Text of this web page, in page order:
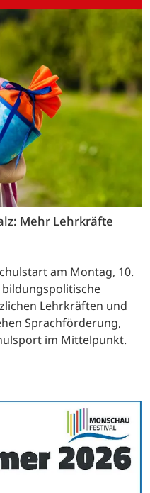
Mehr Lehrkräfte
am Montag, 10.
bildungspolitische
Lehrkräften und
Sprachförderung,
im Mittelpunkt.